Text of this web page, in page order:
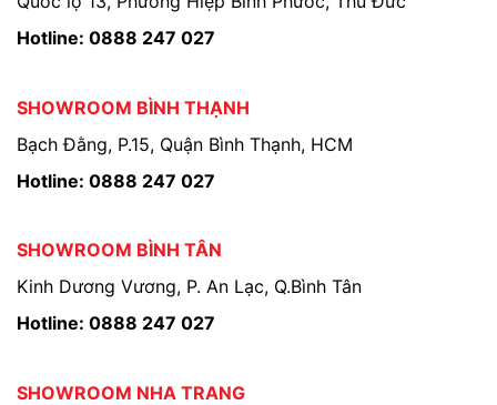
Hotline: 0888 247 027
SHOWROOM BÌNH THẠNH
Bạch Đằng, P.15, Quận Bình Thạnh, HCM
Hotline: 0888 247 027
SHOWROOM BÌNH TÂN
Kinh Dương Vương, P. An Lạc, Q.Bình Tân
Hotline: 0888 247 027
SHOWROOM NHA TRANG